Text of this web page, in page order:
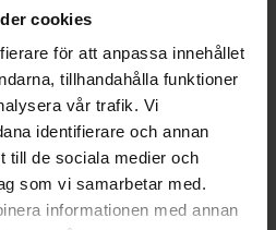
cookies
för att anpassa innehållet
tillhandahålla funktioner
vår trafik. Vi
identifierare och annan
till de sociala medier och
som vi samarbetar med.
informationen med annan
Inpackning och hårkurer